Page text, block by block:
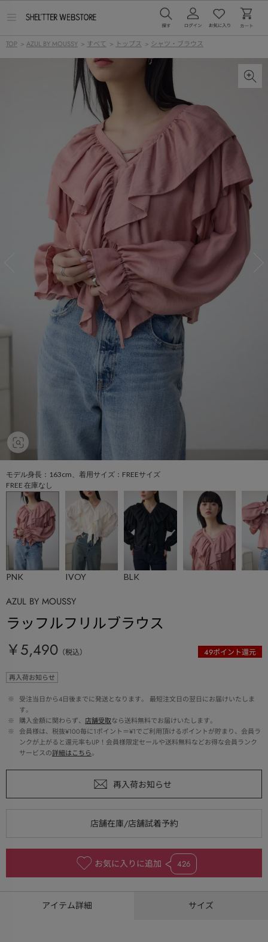
ー
TOP > AZUL BY MOUSSY > すべて > トップス > シャツ・ブラウス
モデル身長：163cm、着用サイズ：FREEサイズ
FREE 在庫なし
PNK IVOY BLK
AZUL BY MOUSSY
ラッフルフリルブラウス
￥5,490 （税込） 49ポイント還元
再入荷お知らせ
※
受注当日から4日後までに発送となります。 最短注文日の翌日にお届けいたしま
す。
※
購入金額に関わらず、 店舗受取なら送料無料でお届けいたします。
※
会員様は、税抜¥100毎に1ポイント＝¥1でご利用頂けるポイントが貯まり、会員ラ
ンクが上がると還元率もUP！会員様限定セールや送料無料などお得な会員ランク
サービスの詳細はこちら。
お気に入りに追加 426
アイテム詳細 サイズ